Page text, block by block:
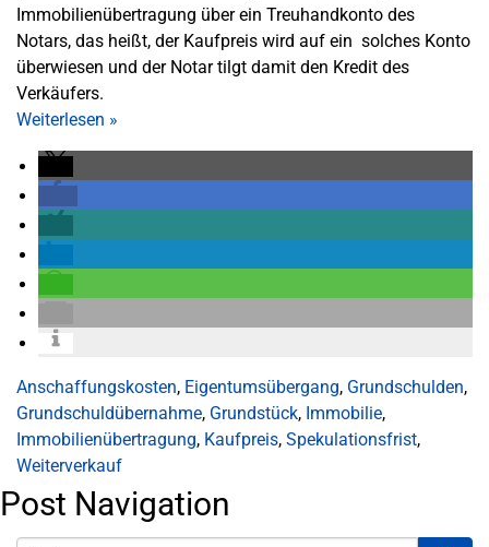
Immobilienübertragung über ein Treuhandkonto des
Notars, das heißt, der Kaufpreis wird auf ein solches Konto
überwiesen und der Notar tilgt damit den Kredit des
Verkäufers.
Weiterlesen »
Anschaffungskosten, Eigentumsübergang, Grundschulden,
Grundschuldübernahme, Grundstück, Immobilie,
Immobilienübertragung, Kaufpreis, Spekulationsfrist,
Weiterverkauf
Post Navigation